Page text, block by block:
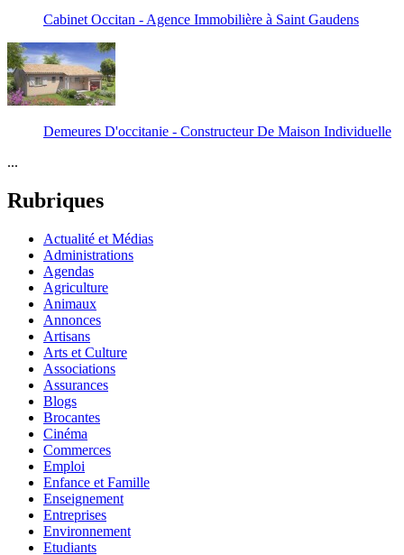
Cabinet Occitan - Agence Immobilière à Saint Gaudens
Demeures D'occitanie - Constructeur De Maison Individuelle
...
Rubriques
Actualité et Médias
Administrations
Agendas
Agriculture
Animaux
Annonces
Artisans
Arts et Culture
Associations
Assurances
Blogs
Brocantes
Cinéma
Commerces
Emploi
Enfance et Famille
Enseignement
Entreprises
Environnement
Etudiants